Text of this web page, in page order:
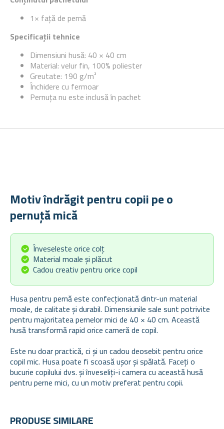
1× față de pernă
Specificații tehnice
Dimensiuni husă: 40 × 40 cm
Material: velur fin, 100% poliester
Greutate: 190 g/m²
Închidere cu fermoar
Pernuța nu este inclusă în pachet
Motiv îndrăgit pentru copii pe o
pernuță mică
Înveseleste orice colț
Material moale și plăcut
Cadou creativ pentru orice copil
Husa pentru pernă este confecționată dintr-un material
moale, de calitate și durabil. Dimensiunile sale sunt potrivite
pentru majoritatea pernelor mici de 40 × 40 cm. Această
husă transformă rapid orice cameră de copil.
Este nu doar practică, ci și un cadou deosebit pentru orice
copil mic. Husa poate fi scoasă ușor și spălată. Faceți o
bucurie copilului dvs. și înveseliți-i camera cu această husă
pentru perne mici, cu un motiv preferat pentru copii.
PRODUSE SIMILARE